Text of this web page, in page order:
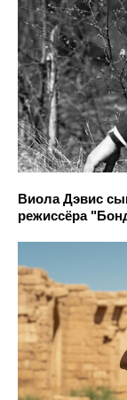
Виола Дэвис
режиссёра